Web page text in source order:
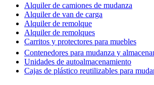
Alquiler de camiones de mudanza
Alquiler de van de carga
Alquiler de remolque
Alquiler de remolques
Carritos y protectores para muebles
Contenedores para mudanza y
Unidades de autoalmacenamiento
Cajas de plástico reutilizables para